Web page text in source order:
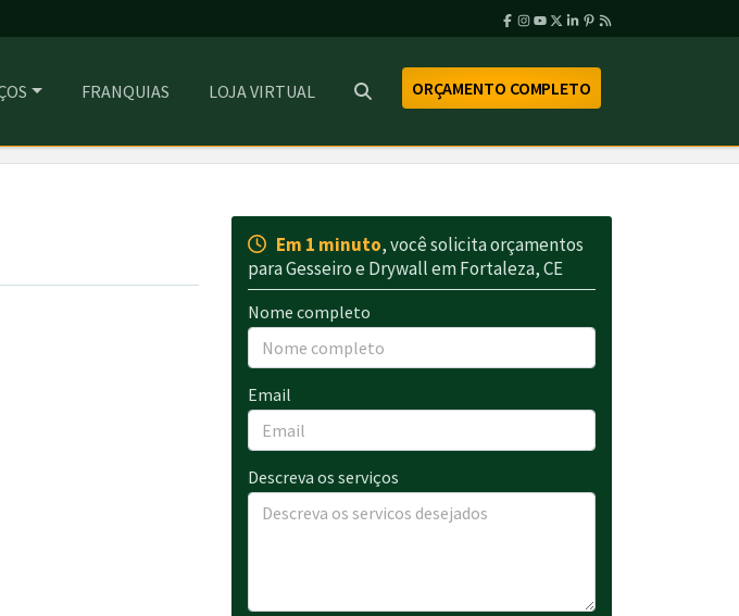
FRANQUIAS LOJA VIRTUAL ORÇAMENTO COMPLETO
Em 1 minuto, você solicita orçamentos
para Gesseiro e Drywall em Fortaleza, CE
Nome completo
Email
Descreva os serviços